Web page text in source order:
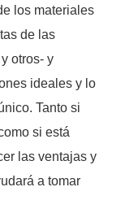
los materiales
de las
otros- y
ideales y lo
Tanto si
si está
las ventajas y
a tomar